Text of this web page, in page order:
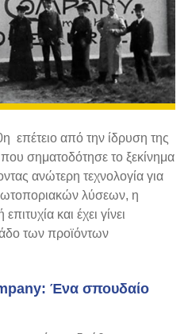
επέτειο από την ίδρυση της
σηματοδότησε το ξεκίνημα
ανώτερη τεχνολογία για
λύσεων, η
και έχει γίνει
των προϊόντων
Ένα σπουδαίο